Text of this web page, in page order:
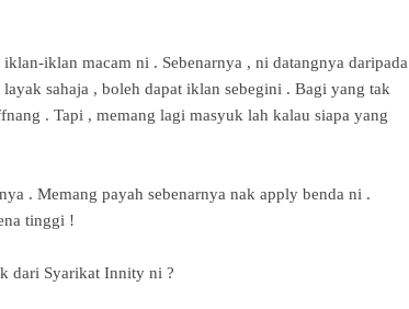
iklan macam ni . Sebenarnya , ni datangnya daripada
layak sahaja , boleh dapat iklan sebegini . Bagi yang tak
. Tapi , memang lagi masyuk lah kalau siapa yang
. Memang payah sebenarnya nak apply benda ni .
tinggi !
dari Syarikat Innity ni ?